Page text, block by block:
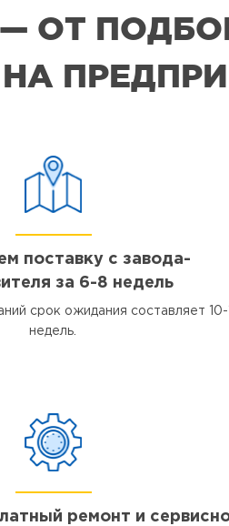
ОТ
поставку с завода-
за 6-8 недель
срок ожидания составляет 10-
недель.
ремонт и